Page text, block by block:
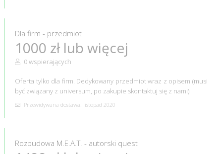
Dla firm - przedmiot
1000 zł lub więcej
0 wspierających
Oferta tylko dla firm. Dedykowany przedmiot wraz z opisem (musi
być związany z universum, po zakupie skontaktuj się z nami)
Przewidywana dostawa: listopad 2020
Rozbudowa M.E.A.T. - autorski quest